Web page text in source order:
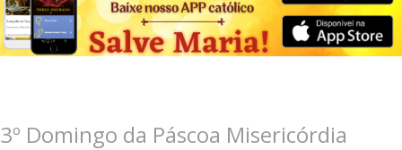
AS MELHORES MÚSICAS CATÓLICAS
BRINDES
3º Domingo da Páscoa Misericórdia